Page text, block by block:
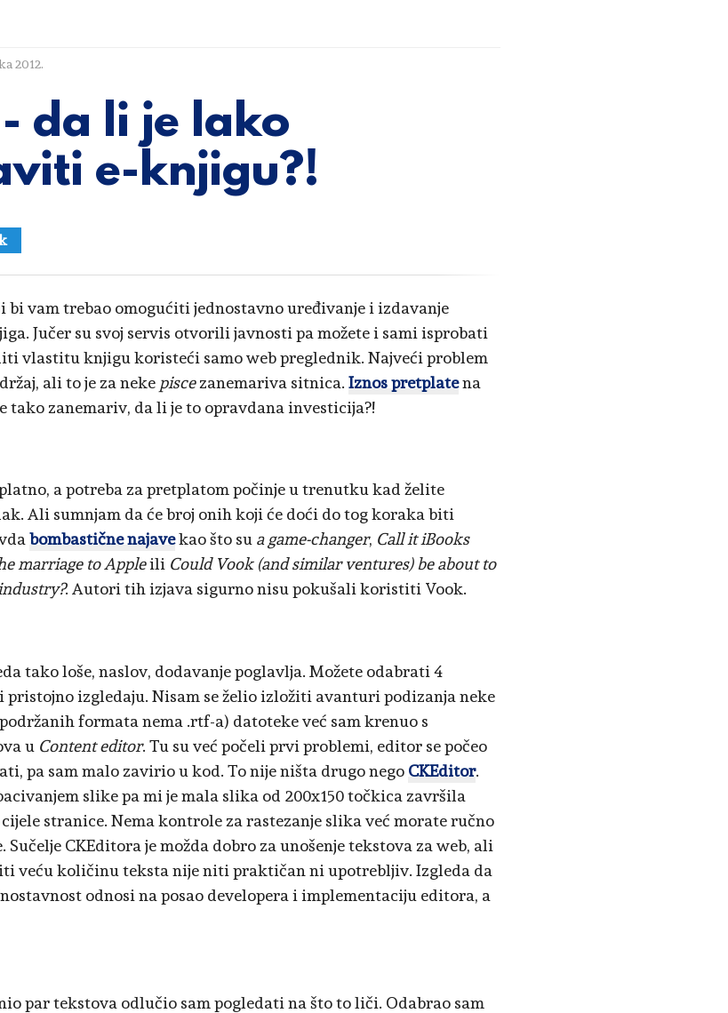
2012.
da li je lako
e-knjigu?!
bi vam trebao omogućiti jednostavno uređivanje i izdavanje
Jučer su svoj servis otvorili javnosti pa možete i sami isprobati
vlastitu knjigu koristeći samo web preglednik. Najveći problem
ali to je za neke piscezanemariva sitnica. Iznos pretplatena
tako zanemariv, da li je to opravdana investicija?!
a potreba za pretplatom počinje u trenutku kad želite
Ali sumnjam da će broj onih koji će doći do tog koraka biti
bombastične najavekao što su a game-changer, Call it iBooks
marriage to Appleili Could Vook (and similar ventures) be about to
. Autori tih izjava sigurno nisu pokušali koristiti Vook.
tako loše, naslov, dodavanje poglavlja. Možete odabrati 4
pristojno izgledaju. Nisam se želio izložiti avanturi podizanja neke
formata nema .rtf-a) datoteke već sam krenuo s
u Content editor. Tu su već počeli prvi problemi, editor se počeo
pa sam malo zavirio u kod. To nije ništa drugo nego CKEditor.
slike pa mi je mala slika od 200x150 točkica završila
stranice. Nema kontrole za rastezanje slika već morate ručno
CKEditora je možda dobro za unošenje tekstova za web, ali
veću količinu teksta nije niti praktičan ni upotrebljiv. Izgleda da
odnosi na posao developera i implementaciju editora, a
par tekstova odlučio sam pogledati na što to liči. Odabrao sam